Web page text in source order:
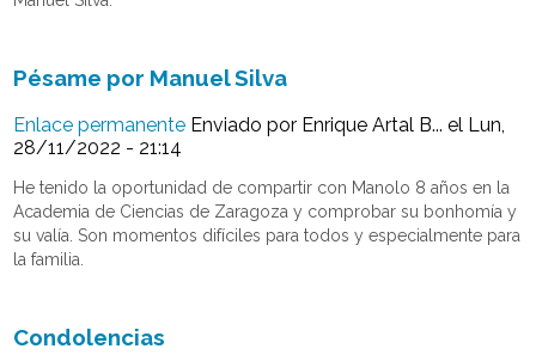
Pésame por Manuel Silva
Enlace permanente Enviado por Enrique Artal B... el Lun,
28/11/2022 - 21:14
He tenido la oportunidad de compartir con Manolo 8 años en la
Academia de Ciencias de Zaragoza y comprobar su bonhomía y
su valía. Son momentos difíciles para todos y especialmente para
la familia.
Condolencias